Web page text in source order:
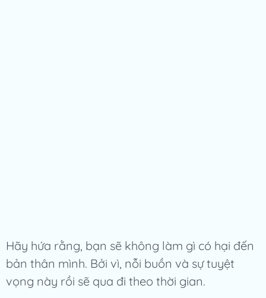
Hãy hứa rằng, bạn sẽ không làm gì có hại đến
bản thân mình. Bởi vì, nỗi buồn và sự tuyệt
vọng này rồi sẽ qua đi theo thời gian.